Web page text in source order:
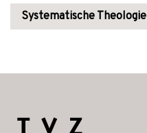
Systematische Theologie